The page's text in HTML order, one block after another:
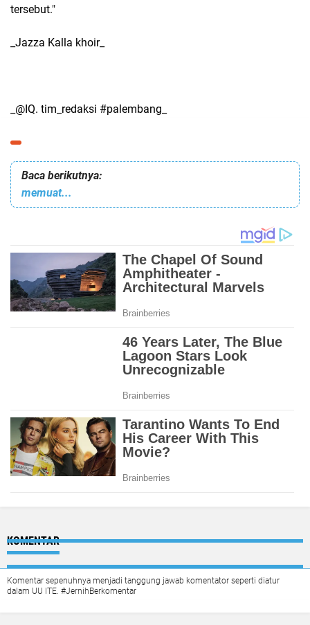
tersebut."
_Jazza Kalla khoir_
_@IQ. tim_redaksi #palembang_
Baca berikutnya:
memuat...
KOMENTAR
Komentar sepenuhnya menjadi tanggung jawab komentator seperti diatur
dalam UU ITE. #JernihBerkomentar